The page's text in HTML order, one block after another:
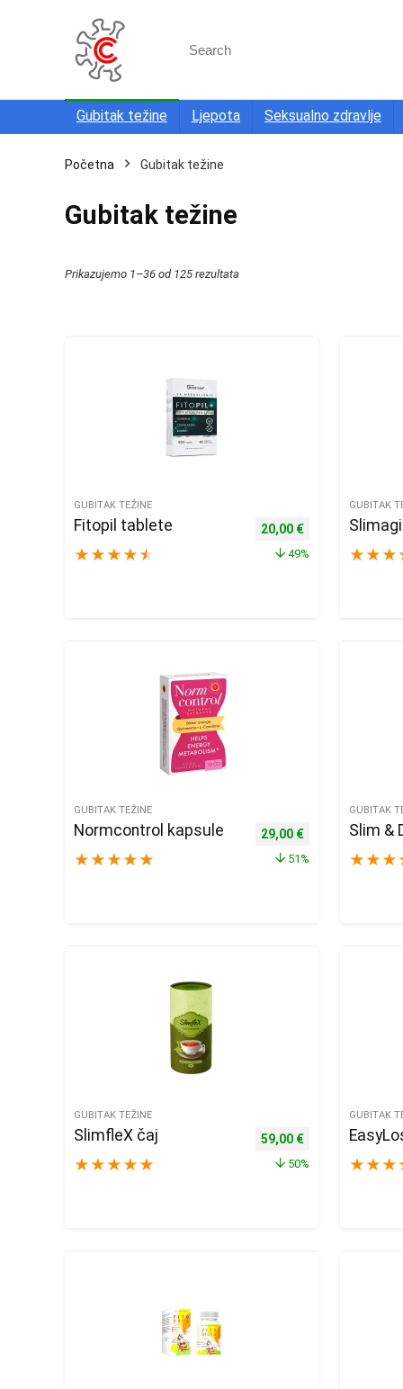
for:
Gubitak težine Ljepota Seksualno zdravlje
Početna Gubitak težine
Gubitak težine
Prikazujemo 1–36 od 125 rezultata
GUBITAK TEŽINE
Fitopil tablete
★ ★ ★ ★ ★
Izvorna cijena bila je:
20,00 €Trenutna cijena
49%
GUBITAK
★ ★ ★
GUBITAK TEŽINE
Normcontrol kapsule
★ ★ ★ ★ ★
Izvorna cijena bila je:
29,00 €Trenutna cijena
51%
GUBITAK
Slim &
★ ★ ★
GUBITAK TEŽINE
SlimfleX čaj
★ ★ ★ ★ ★
Izvorna cijena bila je:
59,00 €Trenutna cijena
50%
GUBITAK
★ ★ ★